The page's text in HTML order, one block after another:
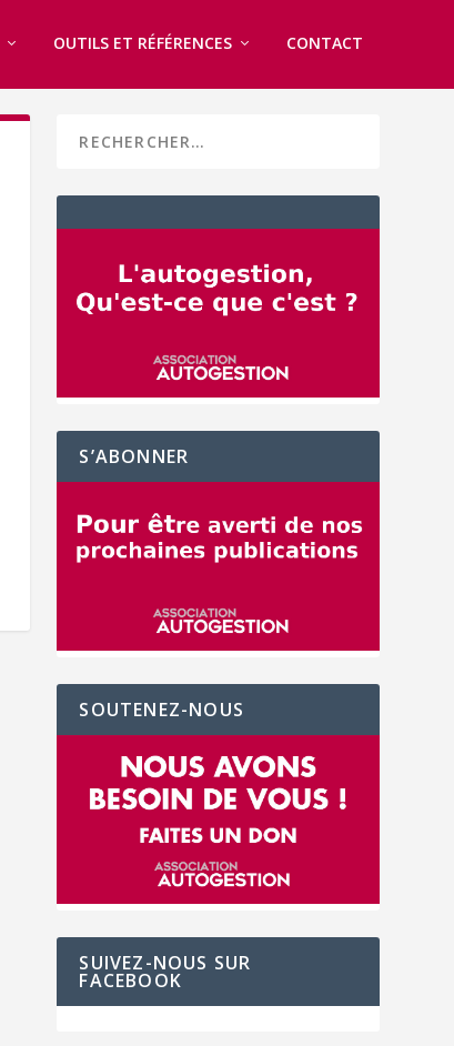
OUTILS ET RÉFÉRENCES CONTACT
S’ABONNER
SOUTENEZ-NOUS
SUIVEZ-NOUS SUR
FACEBOOK